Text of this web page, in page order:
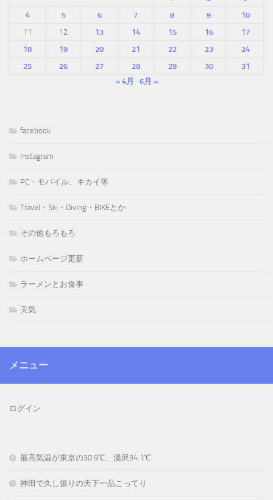
4
5 6 7 8 9
10
11
12 13 14 15 16
17
18
19 20 21 22 23
24
25
26 27 28 29 30
31
« 4月
6月 »
facebook
Instagram
PC・モバイル、キカイ等
Travel・Ski・Diving・BIKEとか
その他もろもろ
ホームページ更新
ラーメンとお食事
天気
メニュー
ログイン
最高気温が東京の30.9℃、湯沢34.1℃
神田で久し振りの天下一品こってり